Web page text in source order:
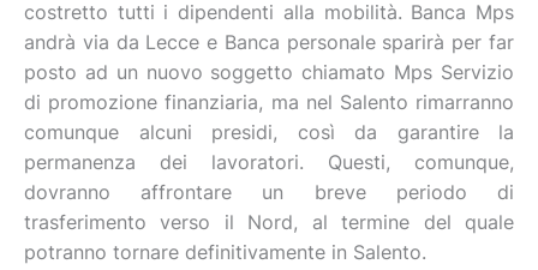
costretto tutti i dipendenti alla mobilità. Banca Mps
andrà via da Lecce e Banca personale sparirà per far
posto ad un nuovo soggetto chiamato Mps Servizio
di promozione finanziaria, ma nel Salento rimarranno
comunque alcuni presidi, così da garantire la
permanenza dei lavoratori. Questi, comunque,
dovranno affrontare un breve periodo di
trasferimento verso il Nord, al termine del quale
potranno tornare definitivamente in Salento.